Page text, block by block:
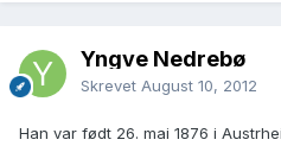
Yngve Nedrebø
Skrevet August 10, 2012
Han var født 26. mai 1876 i